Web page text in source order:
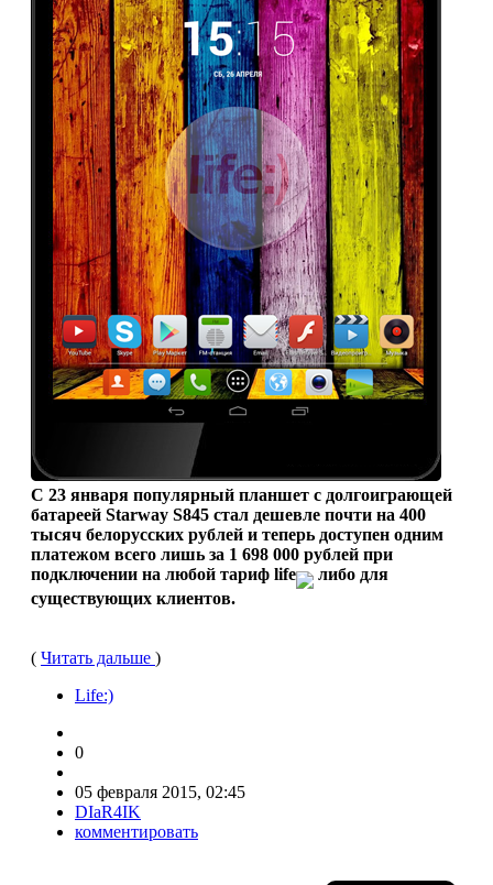
С 23 января популярный планшет с долгоиграющей
батареей Starway S845 стал дешевле почти на 400
тысяч белорусских рублей и теперь доступен одним
платежом всего лишь за 1 698 000 рублей при
подключении на любой тариф life
либо для
существующих клиентов.
( Читать дальше )
Life:)
0
05 февраля 2015, 02:45
DIaR4IK
комментировать